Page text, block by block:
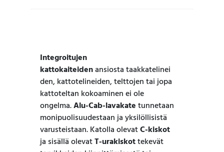
Integroitujen
kattokaiteidenansiosta taakkatelinei
den, kattotelineiden, telttojen tai jopa
kattoteltan kokoaminen ei ole
ongelma.Alu-Cab-lavakatetunnetaan
monipuolisuudestaan ​​ja yksilöllisistä
varusteistaan. Katolla olevatC-kiskot
ja sisällä olevatT-urakiskottekevät